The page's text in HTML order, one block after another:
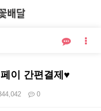
이 간편결제♥
0